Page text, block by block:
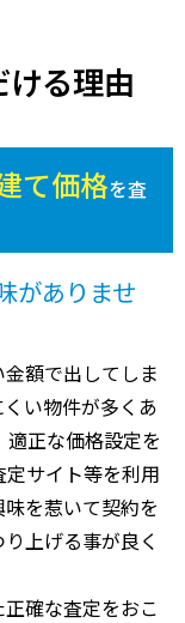
る理由
て価格を査
がありませ
額で出してしま
い物件が多くあ
適正な価格設定を
定サイト等を利用
を惹いて契約を
上げる事が良く
確な査定をおこ